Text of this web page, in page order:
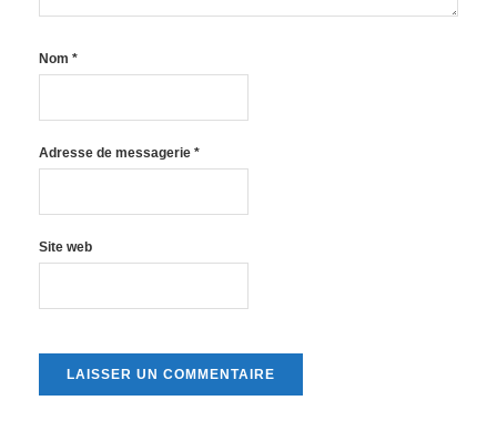
Nom *
Adresse de messagerie *
Site web